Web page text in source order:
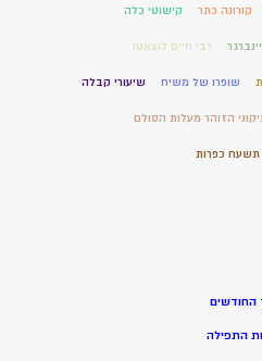
קורונה כתר קישוטי כלה
רבי חיים לוצאטו
שופרו של משיח שיעורי קבלה
הזוהר מעלות הסולם
תשעח כפרות
החודשים
התפילה